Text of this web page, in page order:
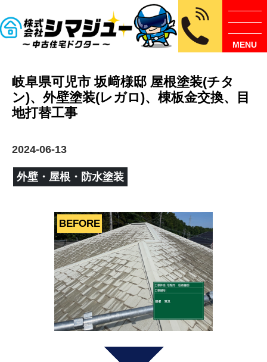
MENU
岐阜県可児市 坂﨑様邸 屋根塗装(チタ
ン)、外壁塗装(レガロ)、棟板金交換、目
地打替工事
2024-06-13
外壁・屋根・防水塗装